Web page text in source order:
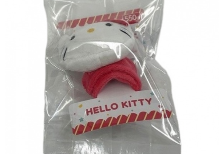
易，需依本服務之必要範圍內提供個人資料，並將交易相關給付款項請求債
權轉讓予恩沛科技股份有限公司。
２．關於個人資料處理事宜，請瀏覽以下網址：
https://aftee.tw/terms/#terms3
３．未成年的使用者請事先徵得法定代理人或監護人之同意方可使用
「AFTEE先享後付」，若未經同意申辦者引起之損失，本公司不負相關責
４．使用「AFTEE先享後付」時，將依據個別帳號之用戶狀況，依本公司即
時審查核予不同之上限額度；若仍有額度不足之情形，本公司將視審查結果
請求用戶進行身份認證。
５．嚴禁一人註冊多個帳號或使用他人資訊註冊。若發現惡意使用之情形，
恩沛科技股份有限公司將有權停止該用戶之使用額度並採取法律行動。